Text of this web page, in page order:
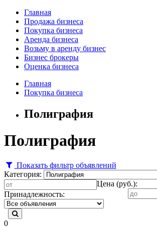
Главная
Продажа бизнеса
Покупка бизнеса
Аренда бизнеса
Возьму в аренду бизнес
Бизнес брокеры
Оценка бизнеса
Главная
Покупка бизнеса
Полиграфия
Полиграфия
Показать фильтр объявлений
Категория:
Цена (руб.):
Принадлежность:
0